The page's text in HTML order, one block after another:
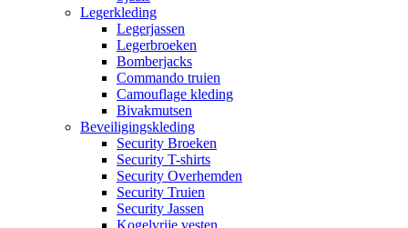
Legerkleding
Legerjassen
Legerbroeken
Bomberjacks
Commando truien
Camouflage kleding
Bivakmutsen
Beveiligingskleding
Security Broeken
Security T-shirts
Security Overhemden
Security Truien
Security Jassen
Kogelvrije vesten